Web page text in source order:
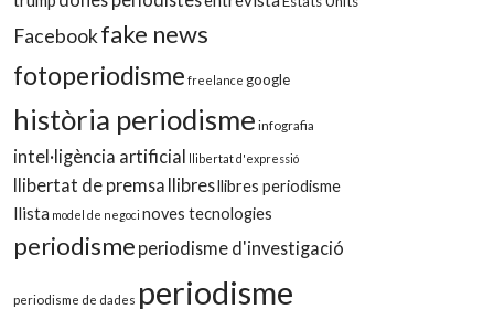
Facebookfake news
fotoperiodisme freelance google
història periodisme infografia
intel·ligència artificial llibertat d'expressió
llibertat de premsa llibresllibres periodisme
llista model de negoci noves tecnologies
periodisme periodisme d'investigació
periodisme de dades periodisme